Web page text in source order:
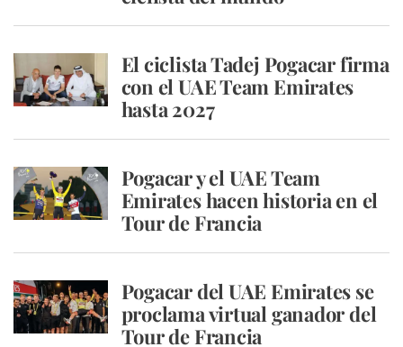
El ciclista Tadej Pogacar firma
con el UAE Team Emirates
hasta 2027
Pogacar y el UAE Team
Emirates hacen historia en el
Tour de Francia
Pogacar del UAE Emirates se
proclama virtual ganador del
Tour de Francia